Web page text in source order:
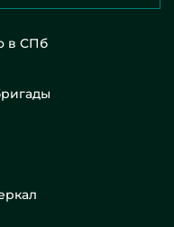
в СПб